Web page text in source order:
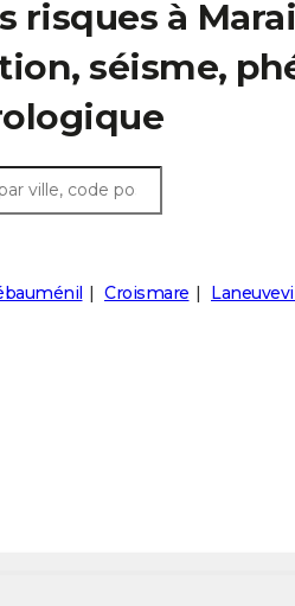
risques à
séisme,
Croismare